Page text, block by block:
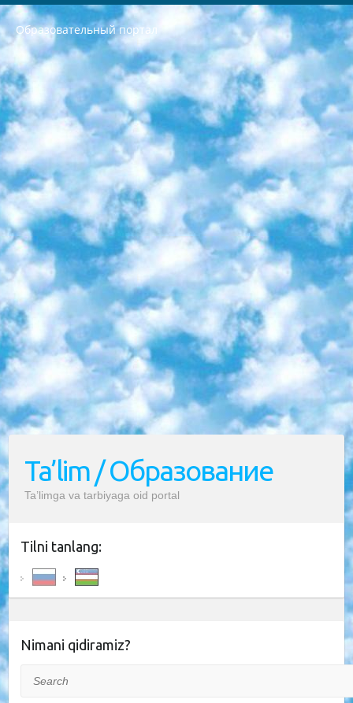
Образовательный портал
РЕСПУБЛИКА УЗБЕКИСТАН МИНИСТРЕРСТВО ДОШКОЛЬНОГО И ШКОЛЬНОГО ОБРАЗОВАНИЯ КОМАНДА в общеобразовательных учреждениях в 2023-2024 учебном году организация и проведение итоговой государственной аттестации обучающихся о Министра дошкольного и школьного образования Республики Узбекистан от 4 марта 2008 года (постановлением Минюста от 20 марта 2008 года № 1778 государственной регистрации) «Итоговое состояние учащихся общего среднего образования на основании положения об утверждении положения об аттестации общего среднего образования выпускной экзамен студентов в образовательных учреждениях в 2023-2024 учебном году В целях организации и прохождения аттестации приказываю: 1. Следующее: перечень предметов, по которым будет проводиться итоговая государственная аттестация и экзамен формы перевода согласно приложению 1; сертификаты международного образца, оценивающие уровень владения иностранными языками перечень согласно приложению 2; 2. Педагогический при специализированных образовательных учреждениях. научно-практический центр квалификации и международной оценки (Д.Давидова) 2024 г. До 25 марта: задания по предметам, по которым будет проводиться итоговая аттестация разработка и утверждение технических условий; итоговая аттестация на основании разработанного предметного задания разработка вопросов по предметам (устно и письменно), экзамен передача; общеобразовательные средние школы и специальные учебные заведения учащиеся выпускных классов школ и интернатов в агентской системе подготовка базы данных экзаменационных материалов и критериев оценки; перевод базы экзаменационных материалов на все языки обучения подать в Республиканский образовательный центр для изготовления; варианты экзаменов на основе разработанных контрольных материалов пусть будут поставлены задачи формирования. 3. Республиканский образовательный центр (Ш.Худайкулов) до 5 апреля 2024 года. до: база данных предоставленных экзаменационных материалов на все языки обучения перевод и экспертиза; для слепых, слабовидящих, глухих, слабослышащих и умственно отсталых детей учащиеся выпускных классов специализированных школ и школ-интернатов база данных экзаменационных материалов на всех преподаваемых языках подготовка критериев оценки; специализированные школы для умственно отсталых детей и технологии для учащихся выпускных классов школ-интернатов разработка соответствующих рекомендаций и критериев проведения ЕГЭ по естествознанию давать задания. 4. Педагогический при специализированных образовательных учреждениях. Научно-практический центр навыков и международной оценки (Д.Давидова), Республика образовательный центр (Худайкулов Ш.) итоговый государственный аттестационный экзамен ориентирован на творческое и логическое мышление при подготовке базы материалов учитывать введение заданий. 5. Следует отметить, что: сертификат государственного образца о знании общеобразовательного предмета и как минимум национальный уровень B1 по предметам на иностранных языках, указанным в Приложении 2. или международно признанный сертификат эквивалентного уровня студенты, изучающие определенный предмет, освобождаются от экзамена; по соответствующим предметам запланирована итоговая государственная аттестация за день до дня, путем жеребьевки Рабочей группой (в письменной форме по предметам, проводимым в форме) из числа сформированных вариантов выбрано 2 варианта; 2 выбранных варианта экзамена анонсированы на официальном сайте министерства и все выпускники по всей стране на основе этих вариантов проводит итоговую государственную аттестацию. 6. Государственное образование учащихся средних общеобразовательных учреждений. знания в соответствии с квалификационными требованиями, которые необходимо приобрести на основании стандартов итоговый (выпускной) контроль для 9 и 11 классов в целях тестирования Экзамены (далее – экзамены) состоят из предметов, перечисленных в приложении 1. будет сделано. 7. Экзамены пройдут с 26 мая по 15 июня 2024 г. (кроме науки физического воспитания). 8. Физическая для учащихся 9 классов общесредних образовательных учреждений. Экзамены по предмету «Образование, квалификация медицина» 1-6 мая 2024 года. сотрудники перевести под присмотр (с отклонениями в физическом или умственном развитии) специализированная школа для детей, школы-интернаты и со сколиозом школы-интернаты санаторного типа для больных детей исключены). 9. Он был слепым, слабовидящим и имел нарушения опорно-двигательного аппарата. экзамены в специализированных школах и интернатах для детей должны проводиться исходя из требований, предъявляемых к общеобразовательным учреждениям (физкультура кроме науки). 10. Специализированная школа для глухих и слабослышащих детей. и экзамены в интернатах и быть реализован в виде письменного теста по математике. 11. Специальность для умственно отсталых детей. Для 9 класса Родной язык и литературное письмо Государственный язык (язык обучения – узбекский). для неклассов) написано Математическое письмо Письменная/устная история Узбекистана Физическое воспитание практично Итоговый контроль Для 11 класса Написание родного языка и литературы (эссе) Математическое письмо Узбекский язык (обучение на узбекском языке) не посещающее общее среднее образование для учреждений)/Образовательное учреждение выбор письменный и устный Иностранный язык письменный/устный Письменная/устная история Узбекистана *По выбору студента:  Химия  Физика  Основы государственного права  География 10 бесплатных образовательных ресурсов - Мы составили подборку онлайн-проектов с интерактивными упражнениями, видеолекциями и статьями. Они помогут вам обрести новые и освежить старые знания бесплатно. 1. «ИНТУИТ» Старейшая образовательная площадка Рунета. Здесь вы найдёте сотни текстовых и видеокурсов на десятки различных тем — от программирования до психологии. Многие курсы подготовлены российскими университетами и крупными международными компаниями вроде Intel и Microsoft. Самостоятельное обучение бесплатное, но желающие могут оплатить услуги персональных наставников. 2. «Смартия» знакомит с актуальными профессиями и подсказывает, как им обучаться. Выбрав заинтересовавшую вас специальность — SMM-специалист, фотограф, веб-дизайнер или другую, — увидите список необходимых для неё умений. Чтобы вы могли освоить их самостоятельно, для каждого умения площадка отображает подборку ссылок на учебные материалы. Хотя «Смартия» ориентируется на русскоязычную аудиторию, часть контента всё же доступна только на английском. 3. «Лекторий Физтеха» Проект Московского физико-технического института (Физтеха). С его помощью вы можете смотреть онлайн серии лекций, записанные на видео в этом вузе. В числе доступных предметов — физика, биология, химия, информационные технологии и другие. К некоторым лекциям администрация ресурса прилагает готовые конспекты, которые можно скачивать в PDF-формате. 4. ITMOcourses Онлайн-площадка Санкт-Петербургского национального исследовательского университета информационных технологий, механики и оптики (ИТМО). Ресурс предоставляет свободный доступ к курсам, разработанным в этом вузе. Каталог материалов разбит на четыре категории: «Оптические системы и технологии», «Приборостроение и робототехника», «Информационные технологии» и «Биотехнологии». Курсы состоят из видеолекций, интерактивных демонстраций и заданий. 5. «КиберЛенинка» Электронная научная библиотека открытого доступа. Каталог площадки регулярно обрастает текстами статей из различных научных изданий. Сгруппированные по журналам и рубрикам публикации можно читать онлайн или скачивать целиком в PDF-формате. Проект нацелен на популяризацию науки за счёт открытого доступа к качественной информации. 6. «ПостНаука» На этом ресурсе публикуют подборки видеолекций, составленные экспертами из разных отраслей и объединённые общими темами. Среди них, к примеру, есть серии «Биоинформатика и геномика», «Культура средневековой Скандинавии» и Cinema Studies о теории кино. Каждая подборка лекций — логически связанная история, рассказанная экспертом от первого лица. Кроме того, на сайте появляются научно-образовательные статьи и тесты на разные темы. 7. «Newочём» Команда проекта «Newочём» отбирает самые интересные тексты из англоязычных СМИ и переводит те из них, за которые голосуют участники сообщества «ВКонтакте». По большей части это научно-популярные статьи. Редакторы придумывают лишь заголовки, в остальном содержание переводов соответствует оригиналам. Полные тексты можно читать прямо в социальной сети. 8. InternetUrok Онлайн-база материалов по основным дисциплинам школьной программы. Информация на сайте структурирована по классам, предметам и темам (урокам). Каждый урок состоит из видеолекций и конспектов. Есть также интерактивные тренажёры и тесты для закрепления пройденного материала. Даже если вы давно окончили школу, возможность повторить программу старших классов всегда может пригодиться. 9. Edutainme Ещё один ресурс об образовании. В отличие от Newtonew, как мне кажется, Edutainme больше ориентируется на представителей индустрии: педагогов, предпринимателей, разработчиков образовательных проектов. Но и любой, кто просто стремится к саморазвитию, найдёт на сайте много полезного и интересного для себя. Например, информацию о новых курсах и образовательных сервисах. 10. Newtonew Онлайн-медиа об образовании и обучении в широком смысле. Авторы Newtonew пишут об инструментах, заведениях, тактиках и стратегиях, которые помогают учить других и получать новые знания самостоятельно. На этой площадке вы найдёте новости, обзоры, аналитические мат
Ta’lim / Образование
Ta’limga va tarbiyaga oid portal
Tilni tanlang:
Nimani qidiramiz?